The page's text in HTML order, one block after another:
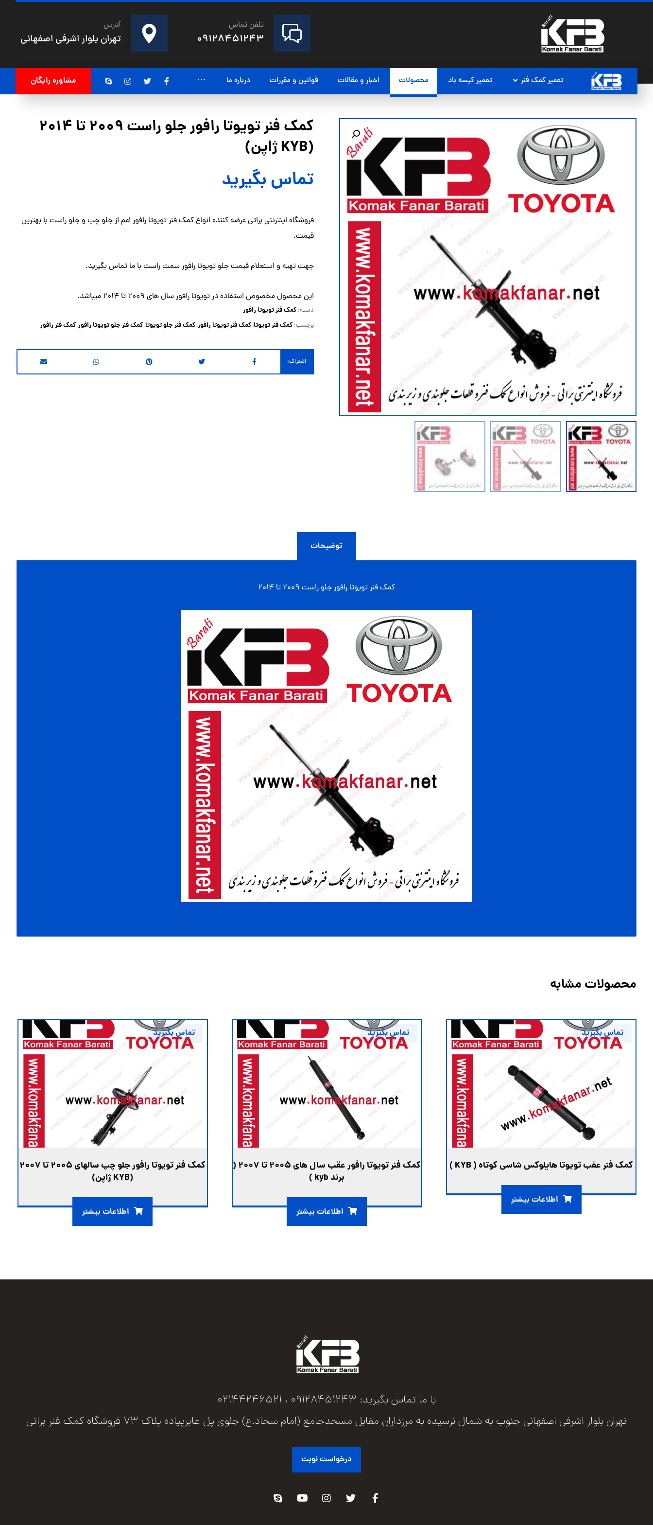
آدرس
تهران بلوار اشرفی اصفهانی
تلفن تماس
09128451243
تعمیر کمک فنر تعمیر کیسه باد محصولات اخبار و مقالات قوانین و مقررات درباره ما مشاوره رایگان
کمک فنر تویوتا رافور جلو راست 2009 تا 2014
(KYB ژاپن)
تماس بگیرید
فروشگاه اینترنتی براتی عرضه کننده انواع کمک فنر تویوتا رافور اعم از جلو چپ و جلو راست با بهترین
قیمت.
جهت تهیه و استعلام قیمت جلو تویوتا رافور سمت راست با ما تماسبگیرید.
این محصول مخصوص استفاده در تویوتا رافور سال های 2009 تا 2014 میباشد.
دسته: کمک فنر تویوتا رافور
برچسب: کمک فنر تویوتا,کمک فنر تویوتا رافور,کمک فنر جلو تویوتا,کمک فنر جلو تویوتا رافور,کمک فنر رافور
توضیحات
کمک فنر تویوتا رافور جلو راست 2009 تا 2014
محصولات مشابه
کمک فنر عقب تویوتا هایلوکس شاسی کوتاه ( KYB )
تماس بگیرید
اطلاعات بیشتر
کمک فنر تویوتا رافور عقب سال های 2005 تا 2007 (
برند kyb )
تماس بگیرید
اطلاعات بیشتر
کمک فنر تویوتا رافور جلو چپ سالهای 2005 تا 2007
(KYB ژاپن)
تماس بگیرید
اطلاعات بیشتر
با ما تماس بگیرید: 09128451243 ، 02144246521
تهران بلوار اشرفی اصفهانی جنوب به شمال نرسیده به مرزداران مقابل مسجدجامع (امام سجاد.ع) جلوی پل عابرپیاده پلاک 73 فروشگاه کمک فنر براتی
درخواست نوبت